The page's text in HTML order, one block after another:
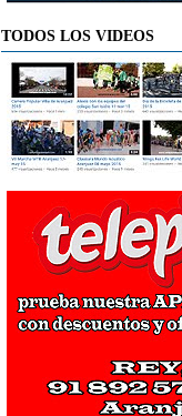
TODOS LOS VIDEOS